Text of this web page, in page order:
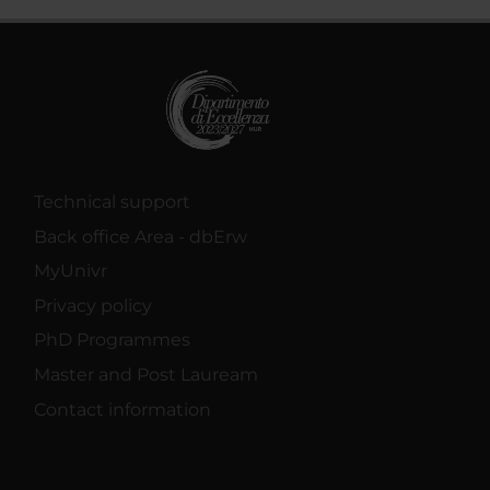
Technical support
Back office Area - dbErw
MyUnivr
Privacy policy
PhD Programmes
Master and Post Lauream
Contact information